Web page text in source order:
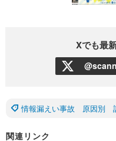
Xでも最
情報漏えい事故 原因別
関連リンク